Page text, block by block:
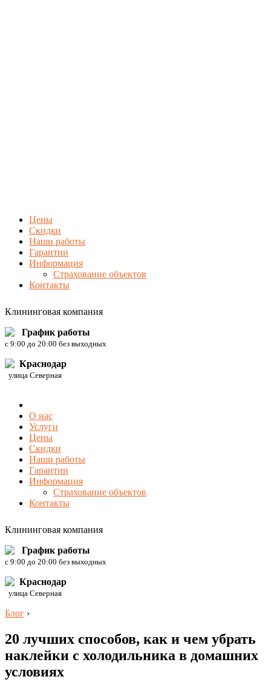
Цены
Скидки
Наши работы
Гарантии
Информация
Страхование объектов
Контакты
Клининговая компания
График работы
c 9:00 до 20:00 без выходных
Краснодар
улица Северная
О нас
Услуги
Цены
Скидки
Наши работы
Гарантии
Информация
Страхование объектов
Контакты
Клининговая компания
График работы
c 9:00 до 20:00 без выходных
Краснодар
улица Северная
Блог ›
20 лучших способов, как и чем убрать
наклейки с холодильника в домашних
условиях